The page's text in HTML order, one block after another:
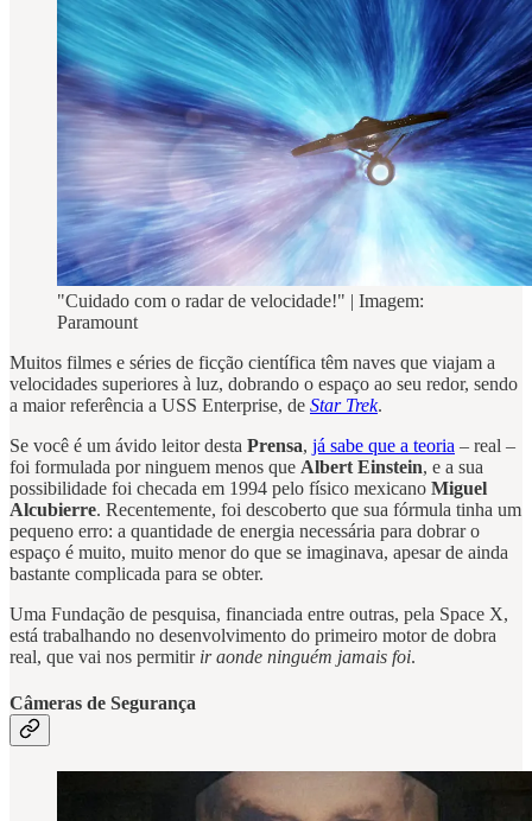
"Cuidado com o radar de velocidade!" | Imagem:
Paramount
Muitos filmes e séries de ficção científica têm naves que viajam a
velocidades superiores à luz, dobrando o espaço ao seu redor, sendo
a maior referência a USS Enterprise, de Star Trek.
Se você é um ávido leitor desta Prensa, já sabe que a teoria – real –
foi formulada por ninguem menos que Albert Einstein, e a sua
possibilidade foi checada em 1994 pelo físico mexicano Miguel
Alcubierre. Recentemente, foi descoberto que sua fórmula tinha um
pequeno erro: a quantidade de energia necessária para dobrar o
espaço é muito, muito menor do que se imaginava, apesar de ainda
bastante complicada para se obter.
Uma Fundação de pesquisa, financiada entre outras, pela Space X,
está trabalhando no desenvolvimento do primeiro motor de dobra
real, que vai nos permitir ir aonde ninguém jamais foi.
Câmeras de Segurança